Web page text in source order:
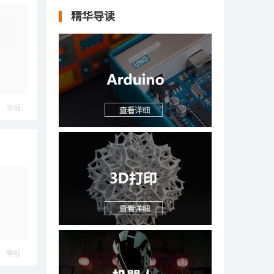
举报
举报
精华导读